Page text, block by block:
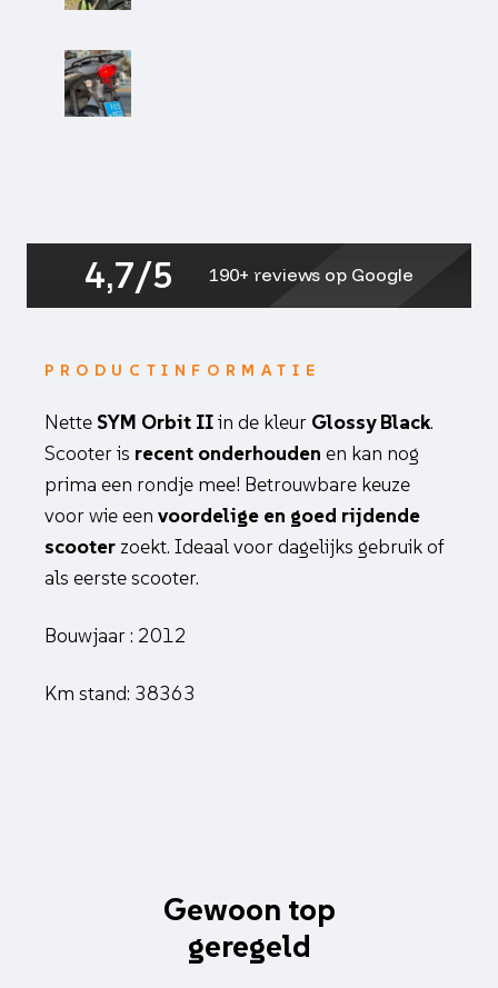
4,7/5 190+ reviews op Google
PRODUCTINFORMATIE
Nette SYM Orbit IIin de kleur Glossy Black.
Scooter is recent onderhouden en kan nog
prima een rondje mee! Betrouwbare keuze
voor wie een voordelige en goed rijdende
scooter zoekt. Ideaal voor dagelijks gebruik of
als eerste scooter.
Bouwjaar : 2012
Km stand: 38363
Gewoon top
geregeld